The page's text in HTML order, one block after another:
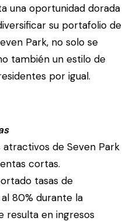
una oportunidad dorada
su portafolio de
Park, no solo se
también un estilo de
por igual.
de Seven Park
cortas.
tasas de
80% durante la
resulta en ingresos